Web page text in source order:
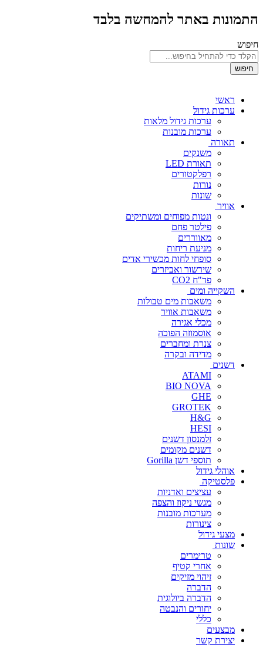
התמונות באתר להמחשה בלבד
חיפוש
חיפוש
ראשי
ערכות גידול
ערכות גידול מלאות
ערכות מובנות
תאורה
משנקים
תאורת LED
רפלקטורים
נורות
שונות
אוויר
ונטות מפוחים ומשתיקים
פילטר פחם
מאווררים
מניעת ריחות
סופחי לחות מכשירי אדים
שירשור ואביזרים
פד"ח CO2
השקייה ומים
משאבות מים טבולות
משאבות אוויר
מכלי אגירה
אוסמוזה הפוכה
צנרת ומחברים
מדידה ובקרה
דשנים
ATAMI
BIO NOVA
GHE
GROTEK
H&G
HESI
זלמנסון דשנים
דשנים מקומים
תוספי דשן Gorilla
אוהלי גידול
פלסטיקה
עציצים ואדניות
מגשי ניקוז והצפה
מערכות מובנות
צינורות
מצעי גידול
שונות
טרימרים
אחרי קטיף
זיהוי מזיקים
הדברה
הדברה ביולוגית
יחורים והנבטה
כללי
מבצעים
יצירת קשר